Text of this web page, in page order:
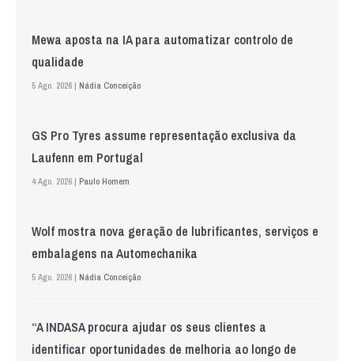
Mewa aposta na IA para automatizar controlo de
qualidade
5 Ago. 2026 | Nádia Conceição
GS Pro Tyres assume representação exclusiva da
Laufenn em Portugal
4 Ago. 2026 | Paulo Homem
Wolf mostra nova geração de lubrificantes, serviços e
embalagens na Automechanika
5 Ago. 2026 | Nádia Conceição
“A INDASA procura ajudar os seus clientes a
identificar oportunidades de melhoria ao longo de